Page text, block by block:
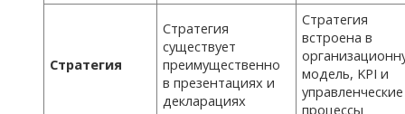
Стратегия
Стратегия
существует
преимущественно
в презентациях и
декларациях
Стратегия
встроена в
модель, KPI и
управленческие
процессы